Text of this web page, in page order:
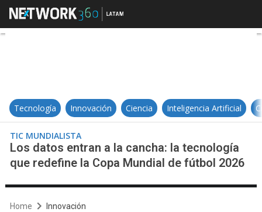
Los datos entran a la cancha: la
Tecnología Innovación Ciencia Inteligencia Artificial
TIC MUNDIALISTA
Los datos entran a la cancha: la tecnología
que redefine la Copa Mundial de fútbol 2026
Home Innovación